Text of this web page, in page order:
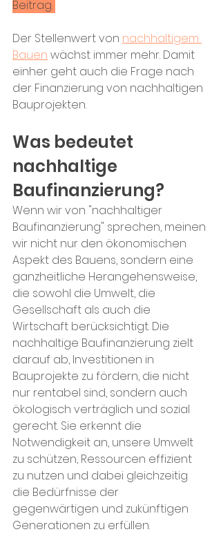
Beitrag.
Der Stellenwert von nachhaltigem
Bauen wächst immer mehr. Damit
einher geht auch die Frage nach
der Finanzierung von nachhaltigen
Bauprojekten.
Was bedeutet
nachhaltige
Baufinanzierung?
Wenn wir von "nachhaltiger
Baufinanzierung" sprechen, meinen
wir nicht nur den ökonomischen
Aspekt des Bauens, sondern eine
ganzheitliche Herangehensweise,
die sowohl die Umwelt, die
Gesellschaft als auch die
Wirtschaft berücksichtigt. Die
nachhaltige Baufinanzierung zielt
darauf ab, Investitionen in
Bauprojekte zu fördern, die nicht
nur rentabel sind, sondern auch
ökologisch verträglich und sozial
gerecht. Sie erkennt die
Notwendigkeit an, unsere Umwelt
zu schützen, Ressourcen effizient
zu nutzen und dabei gleichzeitig
die Bedürfnisse der
gegenwärtigen und zukünftigen
Generationen zu erfüllen.